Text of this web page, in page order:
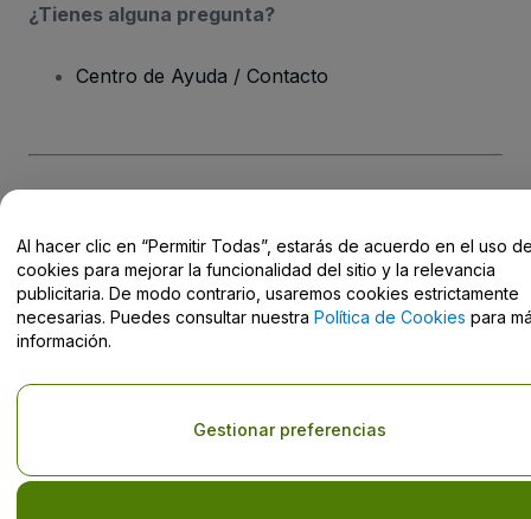
¿Tienes alguna pregunta?
Centro de Ayuda / Contacto
El uso de este sitio web constituye la aceptación de losTérminos y
Condiciones, de laPolítica de Privacidad , de laPolítica de Cookies
y de laPolítica de Privacidad para Móviles
No compartir mi información personal ni tus opciones de
Al hacer clic en “Permitir Todas”, estarás de acuerdo en el uso
cookies para mejorar la funcionalidad del sitio y la relevancia
publicitaria. De modo contrario, usaremos cookies estrictamente
necesarias. Puedes consultar nuestra Política de Cookies para
información.
Gestionar preferencias